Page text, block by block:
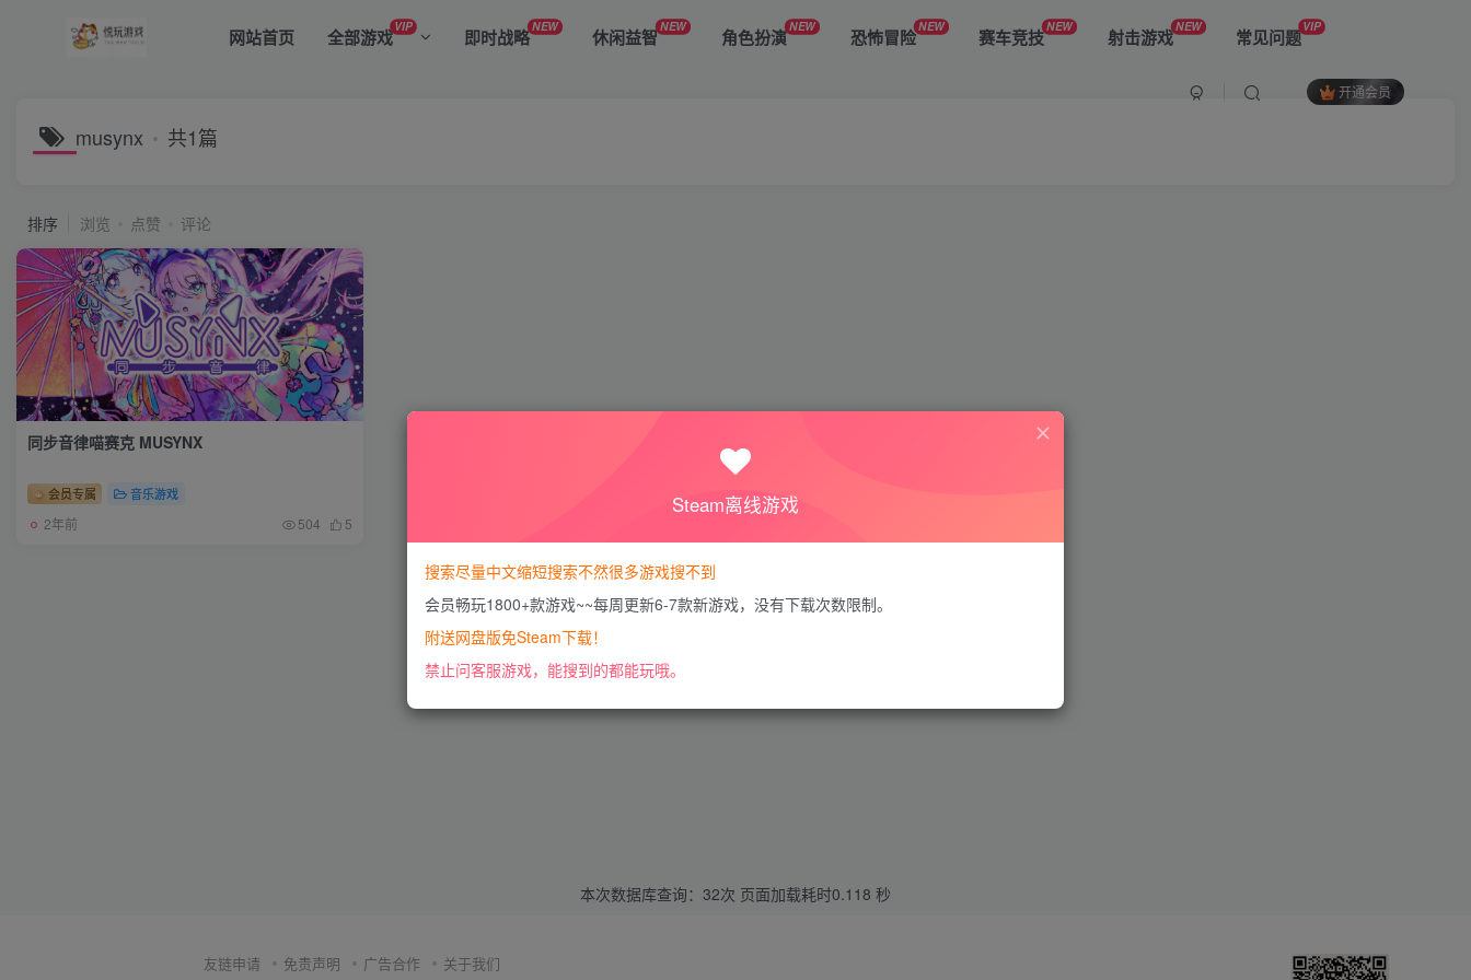
网站首页 全部游戏VIP 即时战略NEW 休闲益智NEW 角色扮演NEW 恐怖冒险NEW 赛车竞技NEW 射击游戏NEW 常见问题VIP
开通会员
musynx 共1篇
排序 浏览 点赞 评论
同步音律喵赛克 MUSYNX
会员专属 音乐游戏
2年前 504 5
本次数据库查询：32次 页面加载耗时0.118 秒
友链申请 免责声明 广告合作 关于我们
Steam离线游戏
搜索尽量中文缩短搜索不然很多游戏搜不到
会员畅玩1800+款游戏~~每周更新6-7款新游戏，没有下载次数限制。
附送网盘版免Steam下载！
禁止问客服游戏，能搜到的都能玩哦。